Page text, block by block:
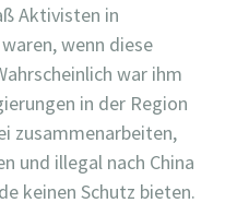
Aktivisten in
wenn diese
war ihm
in der Region
zusammenarbeiten,
und illegal nach China
keinen Schutz bieten.